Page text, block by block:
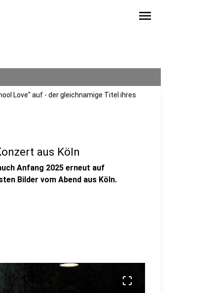
menu
Love" auf - der gleichnamige Titel ihres
aus Köln
Anfang 2025 erneut auf
Bilder vom Abend aus Köln.
crop_free